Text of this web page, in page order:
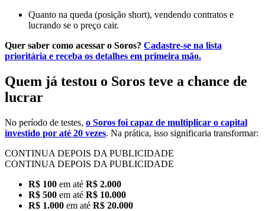
Quanto na queda (posição short), vendendo contratos e
lucrando se o preço cair.
Quer saber como acessar o Soros? Cadastre-se na lista
prioritária e receba os detalhes em primeira mão.
Quem já testou o Soros teve a chance de
lucrar
No período de testes, o Soros foi capaz de multiplicar o capital
investido por até 20 vezes. Na prática, isso significaria transformar:
CONTINUA DEPOIS DA PUBLICIDADE
CONTINUA DEPOIS DA PUBLICIDADE
R$ 100 em até R$ 2.000
R$ 500 em até R$ 10.000
R$ 1.000 em até R$ 20.000